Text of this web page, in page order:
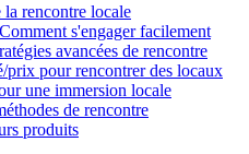
rencontre locale
s'engager facilement
avancées de rencontre
pour rencontrer des locaux
une immersion locale
de rencontre
produits